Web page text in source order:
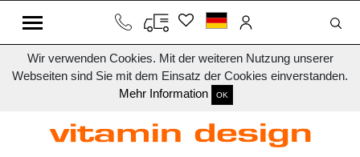
Wir verwenden Cookies. Mit der weiteren Nutzung unserer
Webseiten sind Sie mit dem Einsatz der Cookies einverstanden.
Mehr Information
OK